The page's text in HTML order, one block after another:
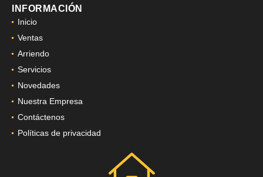
INFORMACIÓN
Inicio
Ventas
Arriendo
Servicios
Novedades
Nuestra Empresa
Contáctenos